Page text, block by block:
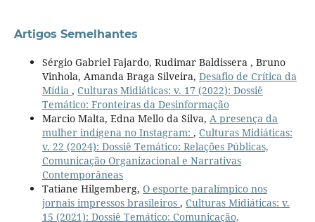
Artigos Semelhantes
Sérgio Gabriel Fajardo, Rudimar Baldissera , Bruno
Vinhola, Amanda Braga Silveira, Desafio de Crítica da
Mídia , Culturas Midiáticas: v. 17 (2022): Dossiê
Temático: Fronteiras da Desinformação
Marcio Malta, Edna Mello da Silva, A presença da
mulher indígena no Instagram: , Culturas Midiáticas:
v. 22 (2024): Dossiê Temático: Relações Públicas,
Comunicação Organizacional e Narrativas
Contemporâneas
Tatiane Hilgemberg, O esporte paralímpico nos
jornais impressos brasileiros , Culturas Midiáticas: v.
15 (2021): Dossiê Temático: Comunicação,